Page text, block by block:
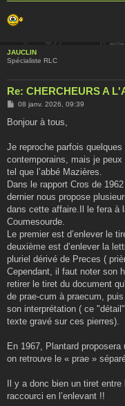
JAUCLIN
Spécialiste RLC
Re: CHERCHEURS A
M
s
g
08 janv. 2026, 09:39
Bonjour à tous,
Je reproche parfois
contemporains, mais je
tel que l’abbé Mazières.
Dans le rapport Cros de
dernier nous propose
dans cette affaire.Il le fera à
Coumesourde.
Le premier est d’enlever le
deuxième est d’enlever la
pluriel dérivé de Preces (
Cependant, il faut noter son
retirer le tiret du document
de prae-cum à praecum,
son interprétation ( ce
texte gravé sur ces pierres).
En 1967, Plantard
on retrouve le « prae »
Il y a donc bien un tiret
raccourci en l’enlevant !!